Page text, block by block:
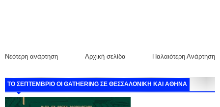
Νεότερη ανάρτηση Παλαιότερη Ανάρτηση
Αρχική σελίδα
ΤΟ ΣΕΠΤΕΜΒΡΙΟ ΟΙ GATHERING ΣΕ ΘΕΣΣΑΛΟΝΙΚΗ ΚΑΙ ΑΘΗΝΑ